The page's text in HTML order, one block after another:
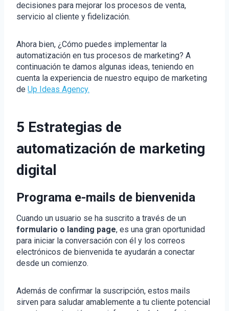
decisiones para mejorar los procesos de venta,
servicio al cliente y fidelización.
Ahora bien, ¿Cómo puedes implementar la
automatización en tus procesos de marketing? A
continuación te damos algunas ideas, teniendo en
cuenta la experiencia de nuestro equipo de marketing
de Up Ideas Agency.
5 Estrategias de
automatización de marketing
digital
Programa e-mails de bienvenida
Cuando un usuario se ha suscrito a través de un
formulario o landing page, es una gran oportunidad
para iniciar la conversación con él y los correos
electrónicos de bienvenida te ayudarán a conectar
desde un comienzo.
Además de confirmar la suscripción, estos mails
sirven para saludar amablemente a tu cliente potencial